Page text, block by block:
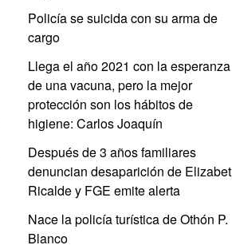
Policía se suicida con su arma de
cargo
Llega el año 2021 con la esperanza
de una vacuna, pero la mejor
protección son los hábitos de
higiene: Carlos Joaquín
Después de 3 años familiares
denuncian desaparición de Elizabet
Ricalde y FGE emite alerta
Nace la policía turística de Othón P.
Blanco